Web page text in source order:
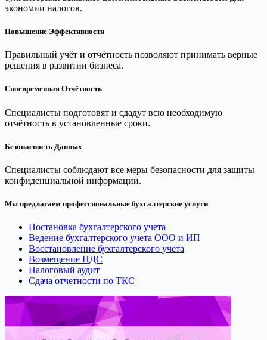
экономии налогов.
Повышение Эффективности
Правильный учёт и отчётность позволяют принимать верные
решения в развитии бизнеса.
Своевременная Отчётность
Специалисты подготовят и сдадут всю необходимую
отчётность в установленные сроки.
Безопасность Данных
Специалисты соблюдают все меры безопасности для защиты
конфиденциальной информации.
Мы предлагаем профессиональные бухгалтерские услуги
Постановка бухгалтерского учета
Ведение бухгалтерского учета ООО и ИП
Восстановление бухгалтерского учета
Возмещение НДС
Налоговый аудит
Сдача отчетности по ТКС